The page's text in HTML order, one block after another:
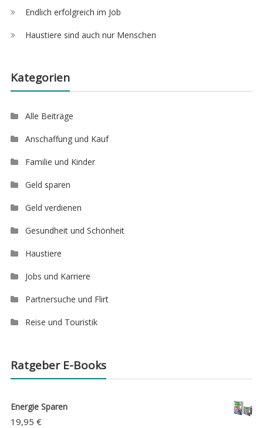
Endlich erfolgreich im Job
Haustiere sind auch nur Menschen
Kategorien
Alle Beiträge
Anschaffung und Kauf
Familie und Kinder
Geld sparen
Geld verdienen
Gesundheit und Schönheit
Haustiere
Jobs und Karriere
Partnersuche und Flirt
Reise und Touristik
Ratgeber E-Books
Energie Sparen
19,95 €